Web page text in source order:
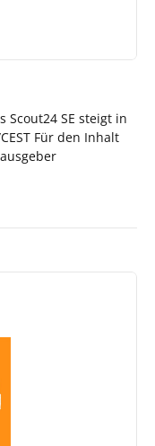
Scout24 SE steigt in
Für den Inhalt